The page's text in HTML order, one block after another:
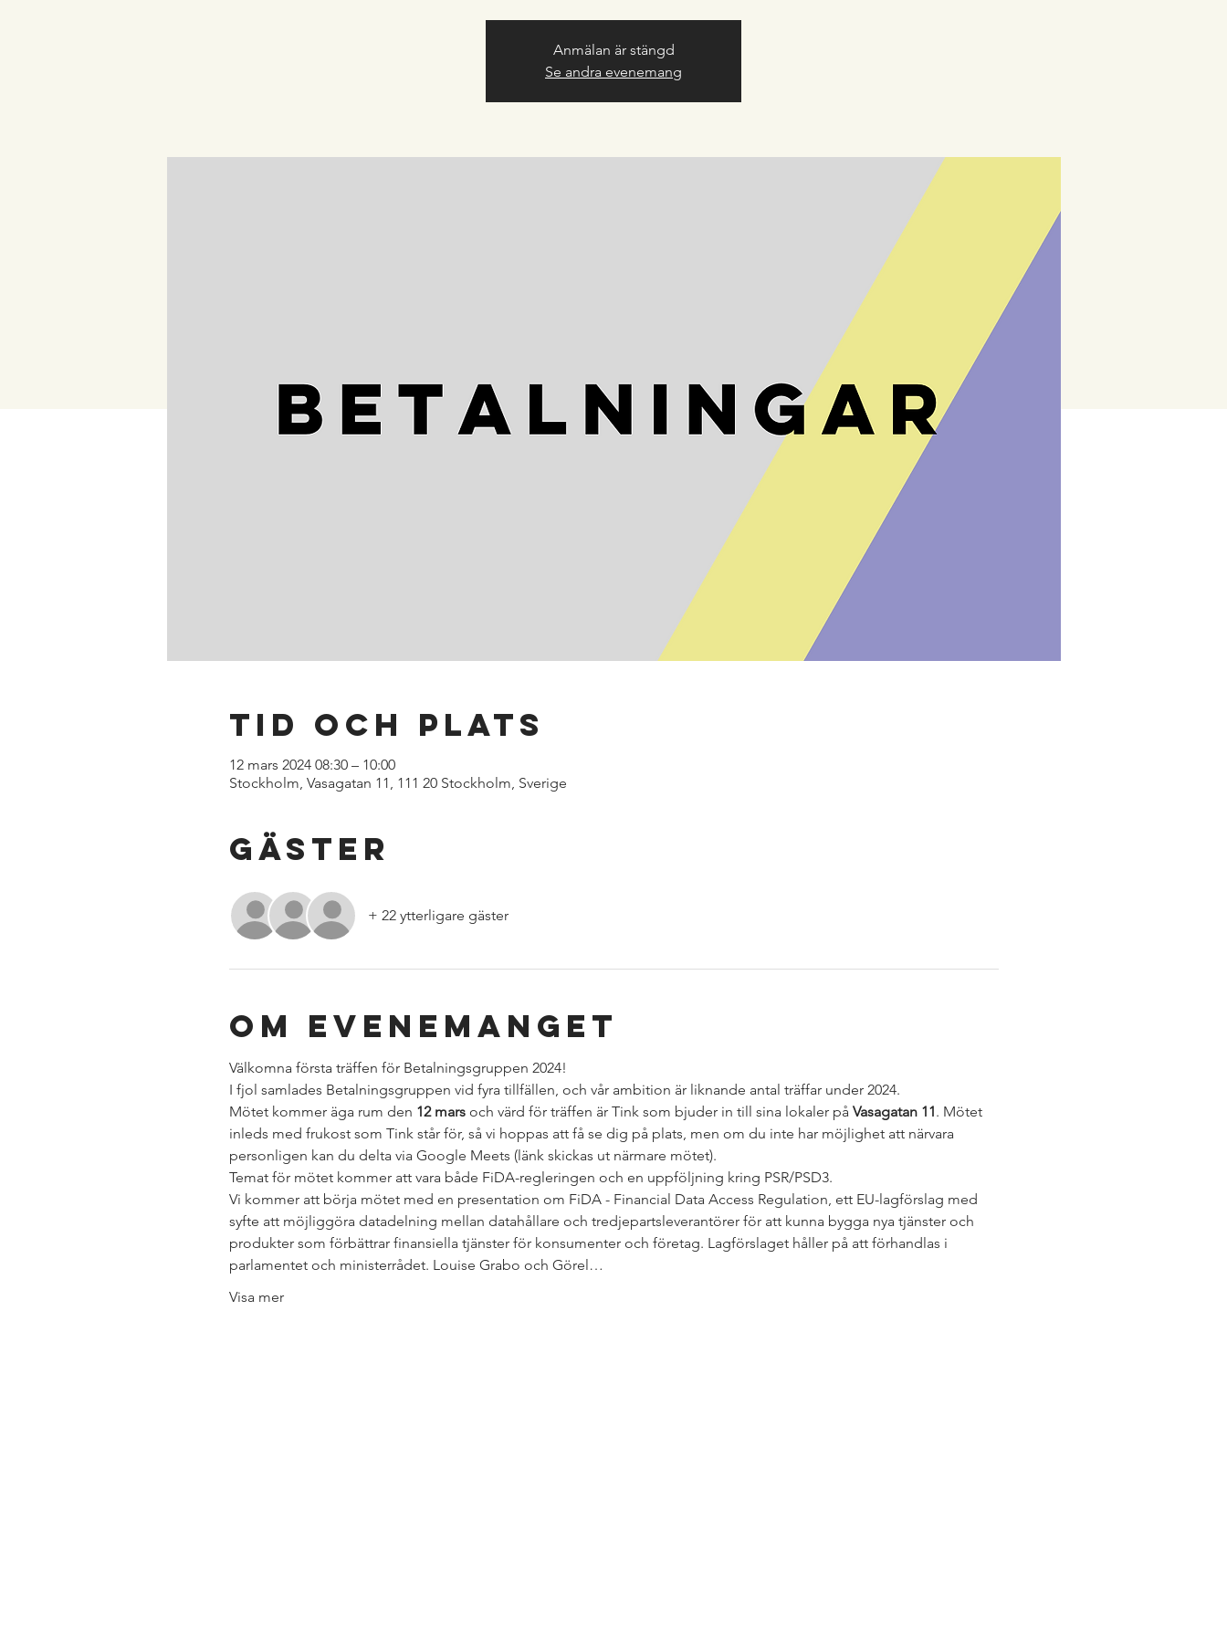
Anmälan är stängd
Se andra evenemang
Tid och plats
12 mars 2024 08:30 – 10:00
Stockholm, Vasagatan 11, 111 20 Stockholm, Sverige
Gäster
+ 22 ytterligare gäster
Om evenemanget
Välkomna första träffen för Betalningsgruppen 2024!
I fjol samlades Betalningsgruppen vid fyra tillfällen, och vår ambition är liknande antal träffar under 2024.
Mötet kommer äga rum den 12 mars och värd för träffen är Tink som bjuder in till sina lokaler på Vasagatan 11. Mötet
inleds med frukost som Tink står för, så vi hoppas att få se dig på plats, men om du inte har möjlighet att närvara
personligen kan du delta via Google Meets (länk skickas ut närmare mötet).
Temat för mötet kommer att vara både FiDA-regleringen och en uppföljning kring PSR/PSD3.
Vi kommer att börja mötet med en presentation om FiDA - Financial Data Access Regulation, ett EU-lagförslag med
syfte att möjliggöra datadelning mellan datahållare och tredjepartsleverantörer för att kunna bygga nya tjänster och
produkter som förbättrar finansiella tjänster för konsumenter och företag. Lagförslaget håller på att förhandlas i
parlamentet och ministerrådet. Louise Grabo och Görel…
Visa mer